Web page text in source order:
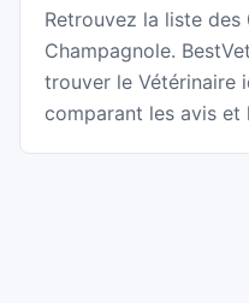
Retrouvez la liste des
Champagnole.
trouver le Vétérinaire
comparant les avis et